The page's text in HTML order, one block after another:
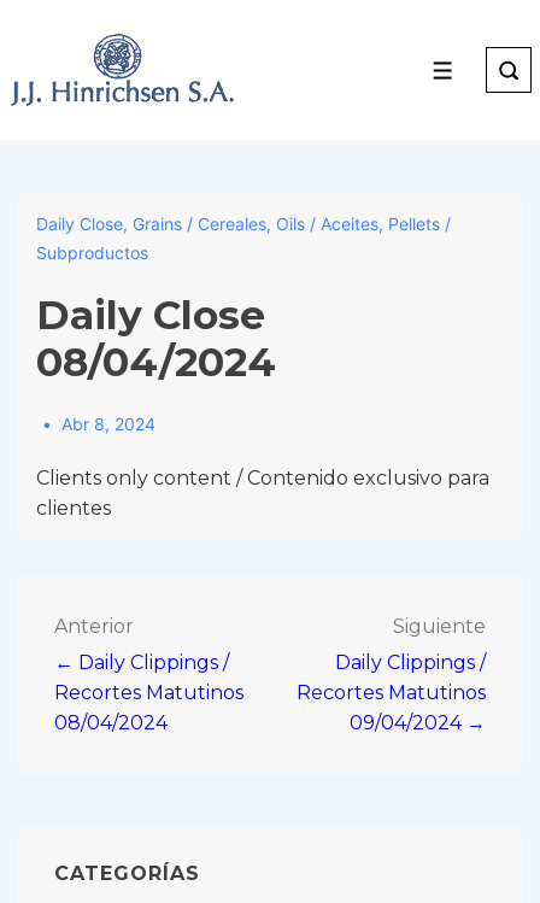
Main
Menu
Daily Close, Grains / Cereales, Oils / Aceites, Pellets /
Subproductos
Daily Close
08/04/2024
Abr 8, 2024
Clients only content / Contenido exclusivo para
clientes
Navegación
de
entradas
Anterior
← Daily Clippings /
Recortes Matutinos
08/04/2024
Siguiente
Daily Clippings /
Recortes Matutinos
09/04/2024 →
CATEGORÍAS